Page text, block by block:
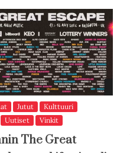
Jutut
Kulttuuri
Uutiset Vinkit
The Great